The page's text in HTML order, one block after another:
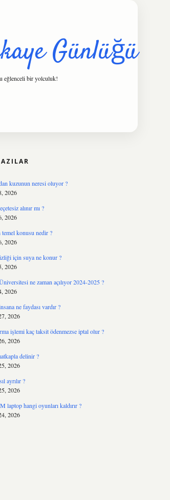
Günlüğü
eğlenceli bir yolculuk!
kuzunun neresi oluyor ?
2026
alınır mı ?
2026
temel konusu nedir ?
2026
için suya ne konur ?
2026
ne zaman açılıyor 2024-2025 ?
2026
ne faydası vardır ?
2026
işlemi kaç taksit ödenmezse iptal olur ?
2026
delinir ?
2026
ayrılır ?
2026
laptop hangi oyunları kaldırır ?
2026